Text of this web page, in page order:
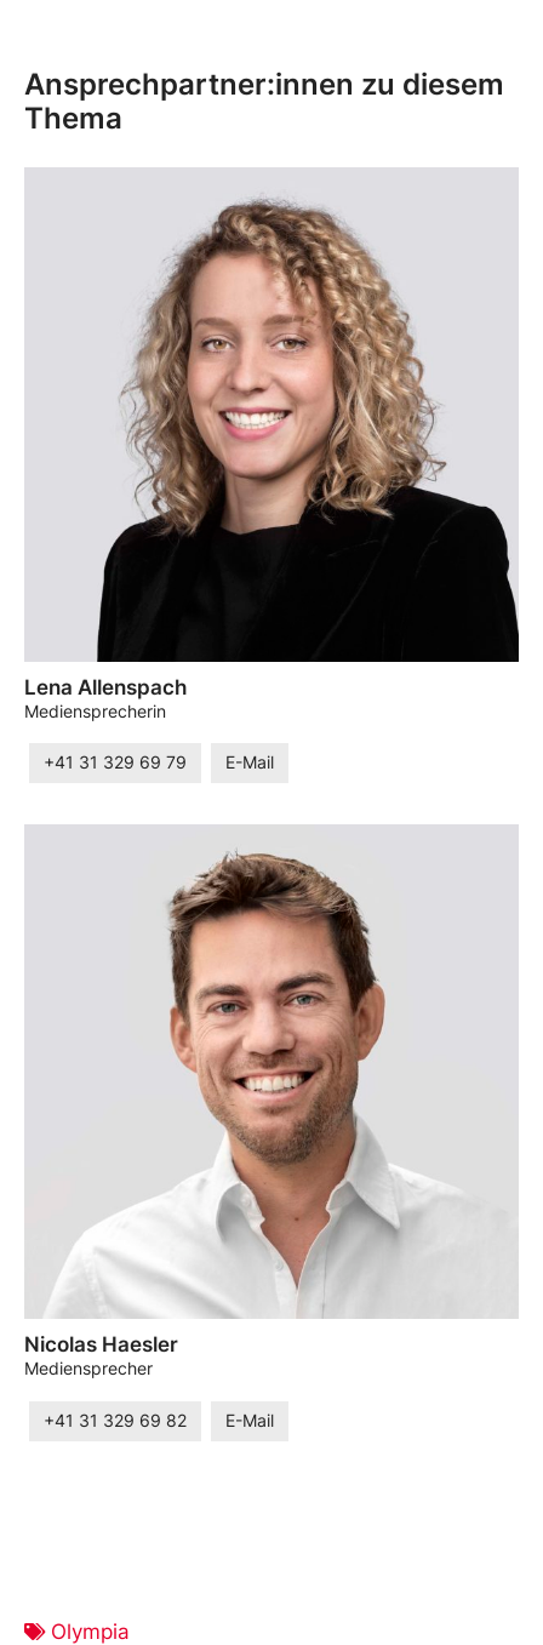
Ansprechpartner:innen zu diesem
Thema
Lena Allenspach
Mediensprecherin
+41 31 329 69 79 E-Mail
Nicolas Haesler
Mediensprecher
+41 31 329 69 82 E-Mail
Olympia